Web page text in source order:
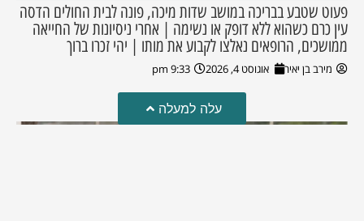
פעוט שטבע בבריכה במושב שדות מיכה, פונה לבית החולים הדסה
עין כרם כשהוא ללא דופק או נשימה | אחרי ניסיונות של החייאה
ממושכים, הרופאים נאלצו לקבוע את מותו | יהי זכרו ברוך
מירב בן יאיר אוגוסט 4, 2026 9:33 pm
עלה למעלה